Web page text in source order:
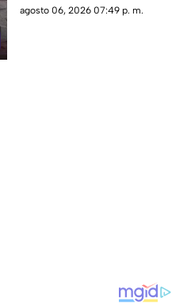
de gatos rescatados mientras
agosto 06, 2026 07:49 p. m.